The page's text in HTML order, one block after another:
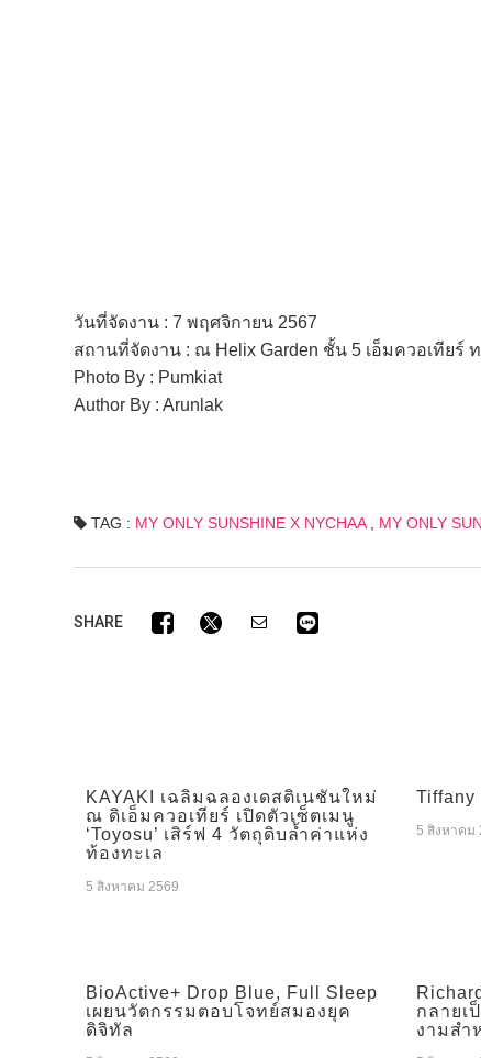
วันที่จัดงาน : 7 พฤศจิกายน 2567
สถานที่จัดงาน : ณ Helix Garden ชั้น 5 เอ็มควอเทียร์ ท
Photo By : Pumkiat
Author By : Arunlak
TAG : MY ONLY SUNSHINE X NYCHAA, MY ONLY
SHARE
KAYAKI เฉลิมฉลองเดสติเนชันใหม่
ณ ดิเอ็มควอเทียร์ เปิดตัวเซ็ตเมนู
‘Toyosu’ เสิร์ฟ 4 วัตถุดิบล้ำค่าแห่ง
ท้องทะเล
5 สิงหาคม 2569
Tiffany
5 สิงหาคม
BioActive+ Drop Blue, Full Sleep
เผยนวัตกรรมตอบโจทย์สมองยุค
ดิจิทัล
กลายเ
งามสำ